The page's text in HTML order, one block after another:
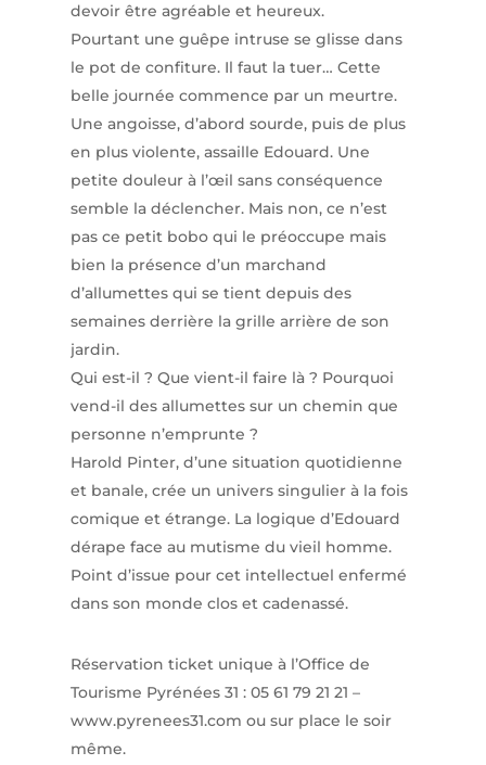
devoir être agréable et heureux.
Pourtant une guêpe intruse se glisse dans
le pot de confiture. Il faut la tuer… Cette
belle journée commence par un meurtre.
Une angoisse, d’abord sourde, puis de plus
en plus violente, assaille Edouard. Une
petite douleur à l’œil sans conséquence
semble la déclencher. Mais non, ce n’est
pas ce petit bobo qui le préoccupe mais
bien la présence d’un marchand
d’allumettes qui se tient depuis des
semaines derrière la grille arrière de son
jardin.
Qui est-il ? Que vient-il faire là ? Pourquoi
vend-il des allumettes sur un chemin que
personne n’emprunte ?
Harold Pinter, d’une situation quotidienne
et banale, crée un univers singulier à la fois
comique et étrange. La logique d’Edouard
dérape face au mutisme du vieil homme.
Point d’issue pour cet intellectuel enfermé
dans son monde clos et cadenassé.
Réservation ticket unique à l’Office de
Tourisme Pyrénées 31 : 05 61 79 21 21 –
www.pyrenees31.com ou sur place le soir
même.